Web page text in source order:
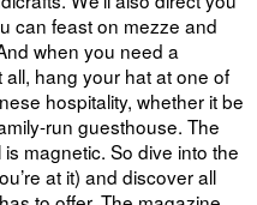
can feast on mezze and
when you need a
hang your hat at one of
hospitality, whether it be
run guesthouse. The
magnetic. So dive into the
at it) and discover all